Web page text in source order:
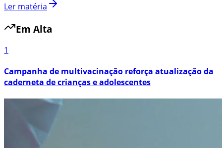
Ler matéria
Em Alta
1
Campanha de multivacinação reforça atualização da
caderneta de crianças e adolescentes